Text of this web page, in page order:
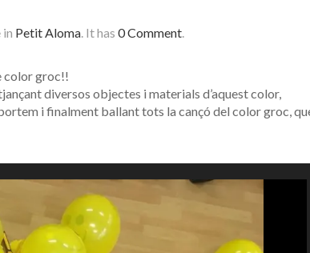
Petit Aloma. It has 0 Comment.
color groc!!
diversos objectes i materials d’aquest color,
i finalment ballant tots la cançó del color groc,